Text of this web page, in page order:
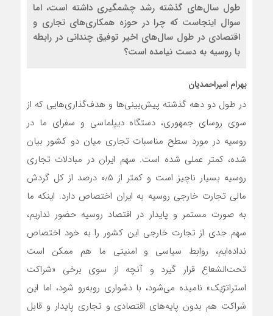
طول سال‌هاي گذشته رشد چشمگيري داشته است، اما
سوال اينجاست كه چرا در حوزه همكاري‌هاي تجاري و
اقتصادي در طول سال‌هاي اخير توفيق چنداني در رابطه
با روسيه به دست نيامده است؟
بهرام امیراحمدیان
در طول دو دهه گذشته پیش‌بینی‌ها و هدف‌گذاری‌هایی که از
سوی روسای جمهوری، دستگاه دیپلماسی و سفرای ما در
روسیه در مورد سطح مناسبات تجاری میان دو کشور بیان
شده، کمتر عملی شده است. سهم ایران در مبادلات تجاری
روسیه بسیار ناچیز است و کمتر از ۰٫۵ درصد از کل گردش
مالی تجارت خارجی روسیه به ایران اختصاص دارد. اینکه ما
به صورت مستمر و پایدار در اقتصاد روسیه حضور نداریم،
سهم جدی از تجارت خارجی این کشور را به خود اختصاص
نداده‌ایم، روابط سیاسی و امنیتی ما هم ممکن است
تحت‌الشعاع قرار گیرد و آنچه از سوی برخی «شراکت
استراتژیک» نامیده می‌شود، با دشواری روبه‌رو شود، اما این
شراکت هم بدون پایه‌های اقتصادی و تجاری پایدار و قابل